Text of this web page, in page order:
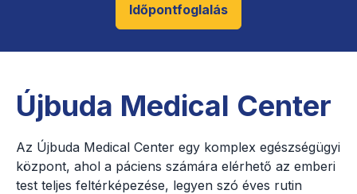
Időpontfoglalás
Újbuda Medical Center
Az Újbuda Medical Center egy komplex egészségügyi
központ, ahol a páciens számára elérhető az emberi
test teljes feltérképezése, legyen szó éves rutin